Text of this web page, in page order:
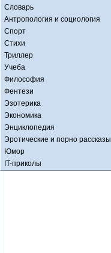
Словарь
Антропология и социология
Спорт
Стихи
Триллер
Учеба
Философия
Фентези
Эзотерика
Экономика
Энциклопедия
Эротические и порно рассказы
Юмор
IT-приколы